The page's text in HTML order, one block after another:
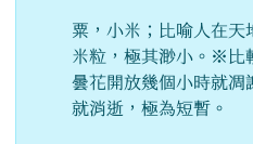
粟，小米；比喻人在天
米粒，極其渺小。※比
曇花開放幾個小時就凋
就消逝，極為短暫。